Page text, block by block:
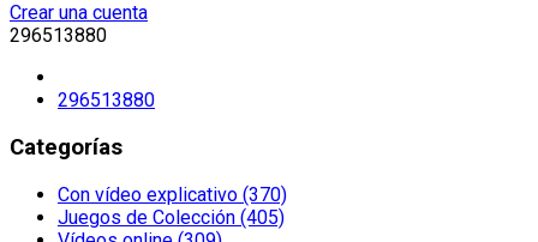
Crear una cuenta
296513880
296513880
Categorías
Con vídeo explicativo (370)
Juegos de Colección (405)